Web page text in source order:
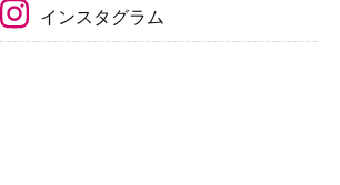
インスタグラム